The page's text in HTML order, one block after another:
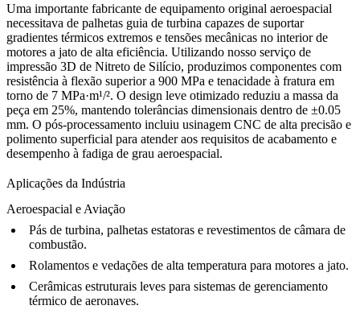
Uma importante fabricante de equipamento original aeroespacial
necessitava de palhetas guia de turbina capazes de suportar
gradientes térmicos extremos e tensões mecânicas no interior de
motores a jato de alta eficiência. Utilizando nosso serviço de
impressão 3D de Nitreto de Silício, produzimos componentes com
resistência à flexão superior a 900 MPa e tenacidade à fratura em
torno de 7 MPa·m¹/². O design leve otimizado reduziu a massa da
peça em 25%, mantendo tolerâncias dimensionais dentro de ±0.05
mm. O pós-processamento incluiu usinagem CNC de alta precisão e
polimento superficial para atender aos requisitos de acabamento e
desempenho à fadiga de grau aeroespacial.
Aplicações da Indústria
Aeroespacial e Aviação
Pás de turbina, palhetas estatoras e revestimentos de câmara de
combustão.
Rolamentos e vedações de alta temperatura para motores a jato.
Cerâmicas estruturais leves para sistemas de gerenciamento
térmico de aeronaves.